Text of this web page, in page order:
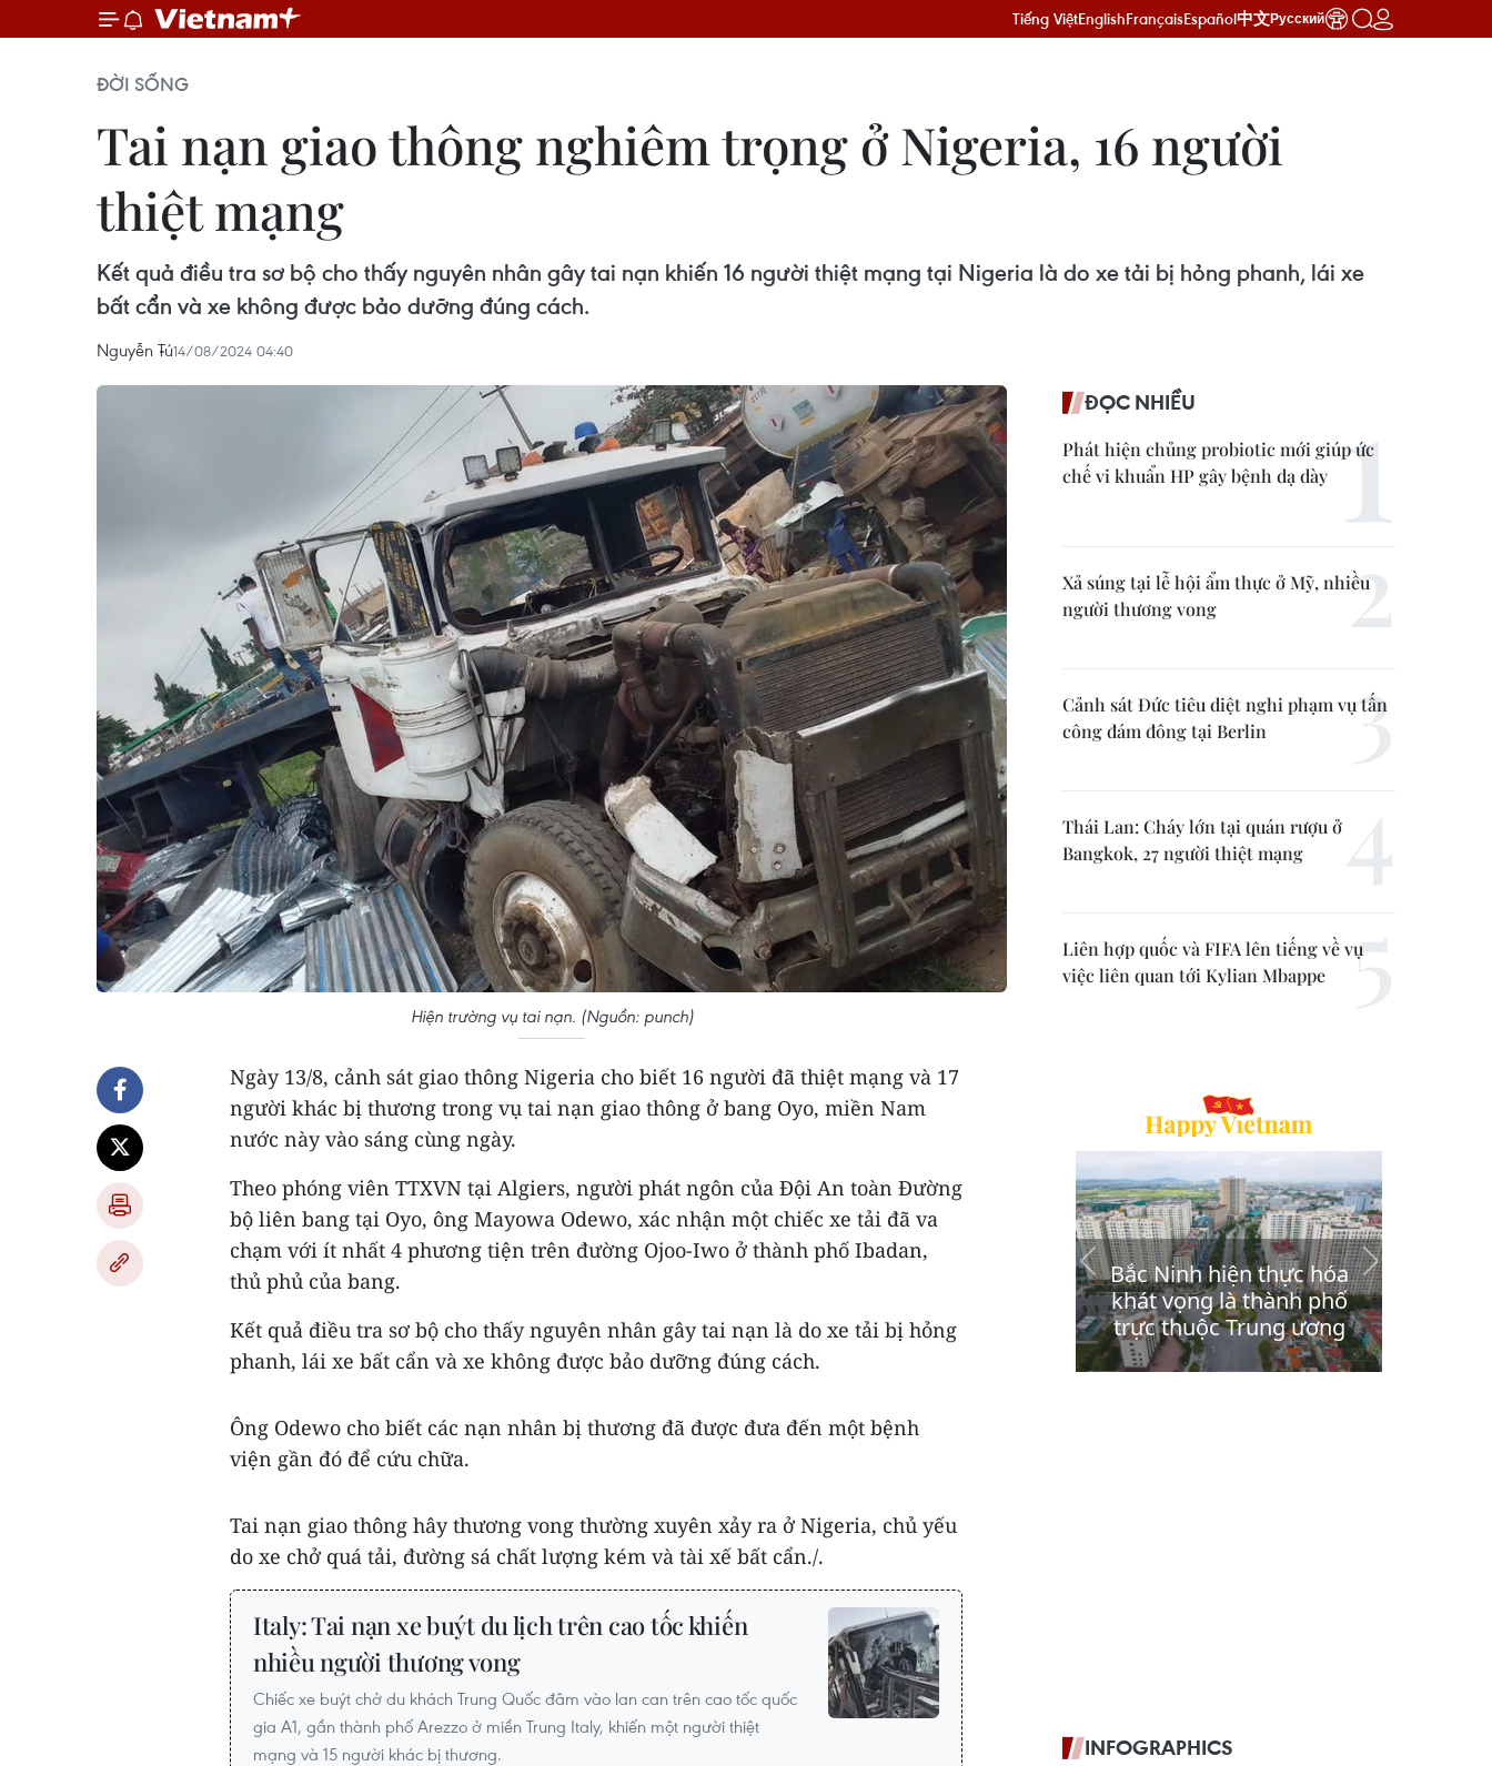
Tiếng ViệtEnglishFrançaisEspañol中文Русский
ĐỜI SỐNG
Tai nạn giao thông nghiêm trọng ở Nigeria, 16 người
thiệt mạng
Kết quả điều tra sơ bộ cho thấy nguyên nhân gây tai nạn khiến 16 người thiệt mạng tại Nigeria là do xe tải bị hỏng phanh, lái xe
bất cẩn và xe không được bảo dưỡng đúng cách.
Nguyễn Tú14/08/2024 04:40
Hiện trường vụ tai nạn. (Nguồn: punch)
Ngày 13/8, cảnh sát giao thông Nigeria cho biết 16 người đã thiệt mạng và 17
người khác bị thương trong vụ tai nạn giao thông ở bang Oyo, miền Nam
nước này vào sáng cùng ngày.
Theo phóng viên TTXVN tại Algiers, người phát ngôn của Đội An toàn Đường
bộ liên bang tại Oyo, ông Mayowa Odewo, xác nhận một chiếc xe tải đã va
chạm với ít nhất 4 phương tiện trên đường Ojoo-Iwo ở thành phố Ibadan,
thủ phủ của bang.
Kết quả điều tra sơ bộ cho thấy nguyên nhân gây tai nạn là do xe tải bị hỏng
phanh, lái xe bất cẩn và xe không được bảo dưỡng đúng cách.
Ông Odewo cho biết các nạn nhân bị thương đã được đưa đến một bệnh
viện gần đó để cứu chữa.
Tai nạn giao thông hây thương vong thường xuyên xảy ra ở Nigeria, chủ yếu
do xe chở quá tải, đường sá chất lượng kém và tài xế bất cẩn./.
Italy: Tai nạn xe buýt du lịch trên cao tốc khiến
nhiều người thương vong
Chiếc xe buýt chở du khách Trung Quốc đâm vào lan can trên cao tốc quốc
gia A1, gần thành phố Arezzo ở miền Trung Italy, khiến một người thiệt
mạng và 15 người khác bị thương.
ĐỌC NHIỀU
Phát hiện chủng probiotic mới giúp ức
chế vi khuẩn HP gây bệnh dạ dày
Xả súng tại lễ hội ẩm thực ở Mỹ, nhiều
người thương vong
Cảnh sát Đức tiêu diệt nghi phạm vụ tấn
công đám đông tại Berlin
Thái Lan: Cháy lớn tại quán rượu ở
Bangkok, 27 người thiệt mạng
Liên hợp quốc và FIFA lên tiếng về vụ
việc liên quan tới Kylian Mbappe
INFOGRAPHICS